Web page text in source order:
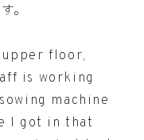
。
upper floor,
is working
machine
I got in that